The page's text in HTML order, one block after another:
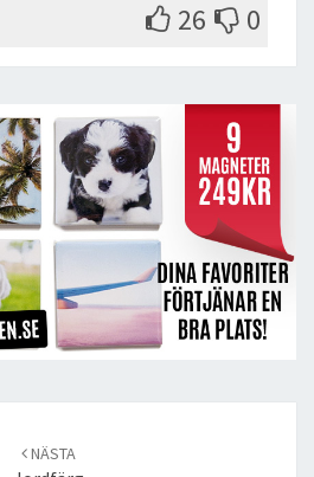
26 0
NÄSTA